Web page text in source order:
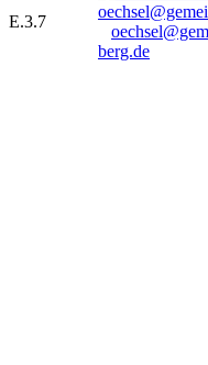
E.3.7
berg.de